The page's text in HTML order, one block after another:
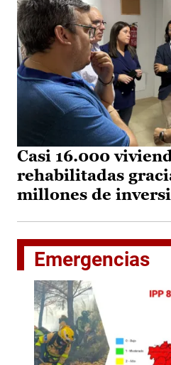
Casi 16.000
rehabilitadas
millones de
Emergencias